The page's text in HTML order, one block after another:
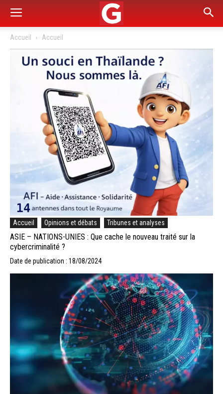
Accueil Accueil
Accueil Opinions et débats Tribunes et analyses
ASIE – NATIONS-UNIES : Que cache le nouveau traité sur la
cybercriminalité ?
Date de publication : 18/08/2024